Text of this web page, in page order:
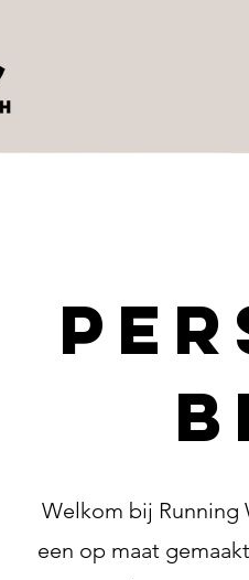
Welkom bij Running
een op maat